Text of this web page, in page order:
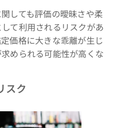
しても評価の曖昧さや柔
て利用されるリスクがあ
価格に大きな乖離が生じ
められる可能性が高くな
スク